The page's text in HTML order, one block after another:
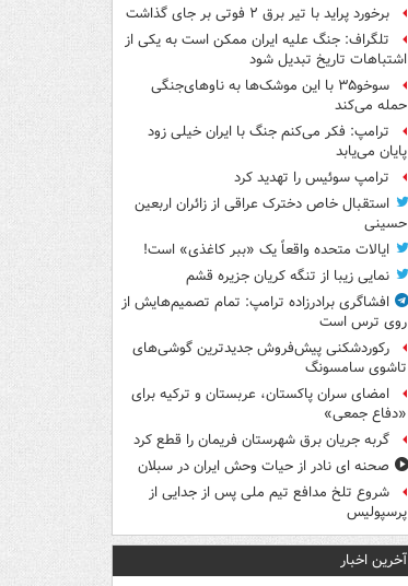
برخورد پراید با تیر برق ۲ فوتی بر جای گذاشت
تلگراف: جنگ علیه ایران ممکن است به یکی از
اشتباهات تاریخ تبدیل شود
سوخو۳۵ با این موشک‌ها به ناوهای‌جنگی
حمله می‌کند
ترامپ: فکر می‌کنم جنگ با ایران خیلی زود
پایان می‌یابد
ترامپ سوئیس را تهدید کرد
استقبال خاص دخترک عراقی از زائران اربعین
حسینی
ایالات متحده واقعاً یک «ببر کاغذی» است!
نمایی زیبا از تنگه کریان جزیره قشم
افشاگری برادرزاده ترامپ: تمام تصمیم‌هایش از
روی ترس است
رکوردشکنی پیش‌فروش جدیدترین گوشی‌های
تاشوی سامسونگ
امضای سران پاکستان، عربستان و ترکیه برای
«دفاع جمعی»
گربه جریان برق شهرستان فریمان را قطع کرد
صحنه ای نادر از حیات وحش ایران در سبلان
شروع تلخ مدافع تیم ملی پس از جدایی از
پرسپولیس
آخرین اخبار